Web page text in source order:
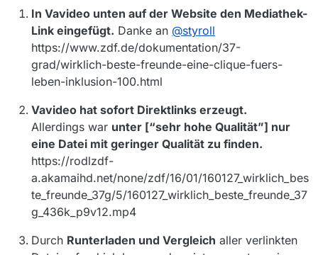
In Vavideo unten auf der Website den Mediathek-
Link eingefügt. Danke an @styroll
https://www.zdf.de/dokumentation/37-
grad/wirklich-beste-freunde-eine-clique-fuers-
leben-inklusion-100.html
Vavideo hat sofort Direktlinks erzeugt.
Allerdings war unter [“sehr hohe Qualität”] nur
eine Datei mit geringer Qualität zu finden.
https://rodlzdf-
a.akamaihd.net/none/zdf/16/01/160127_wirklich_bes
te_freunde_37g/5/160127_wirklich_beste_freunde_37
g_436k_p9v12.mp4
Durch Runterladen und Vergleich aller verlinkten